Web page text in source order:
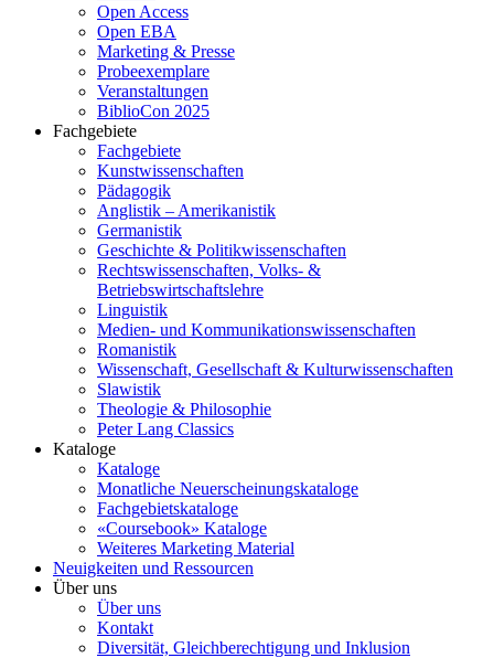
Open Access
Open EBA
Marketing & Presse
Probeexemplare
Veranstaltungen
BiblioCon 2025
Fachgebiete
Fachgebiete
Kunstwissenschaften
Pädagogik
Anglistik – Amerikanistik
Germanistik
Geschichte & Politikwissenschaften
Rechtswissenschaften, Volks- &
Betriebswirtschaftslehre
Linguistik
Medien- und Kommunikationswissenschaften
Romanistik
Wissenschaft, Gesellschaft & Kulturwissenschaften
Slawistik
Theologie & Philosophie
Peter Lang Classics
Kataloge
Kataloge
Monatliche Neuerscheinungskataloge
Fachgebietskataloge
«Coursebook» Kataloge
Weiteres Marketing Material
Neuigkeiten und Ressourcen
Über uns
Über uns
Kontakt
Diversität, Gleichberechtigung und Inklusion